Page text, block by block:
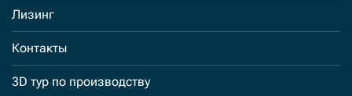
Лизинг
Контакты
3D тур по производству